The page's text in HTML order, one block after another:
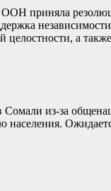
ООН приняла
целостности, а
Сомали из-за
населения.